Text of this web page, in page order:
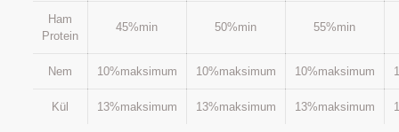
Ham
Protein
45%min 50%min 55%min
Nem 10%maksimum 10%maksimum 10%maksimum
Kül 13%maksimum 13%maksimum 13%maksimum